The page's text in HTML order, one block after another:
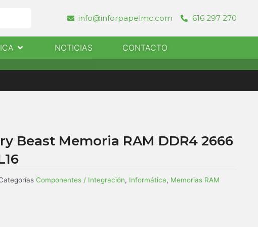
info@inforpapelmc.com 616 297 270
Abrir InformaticaNOTICIAS CONTACTO
Beast Memoria RAM DDR4 2666
Componentes / Integración, Informática, Memorias RAM